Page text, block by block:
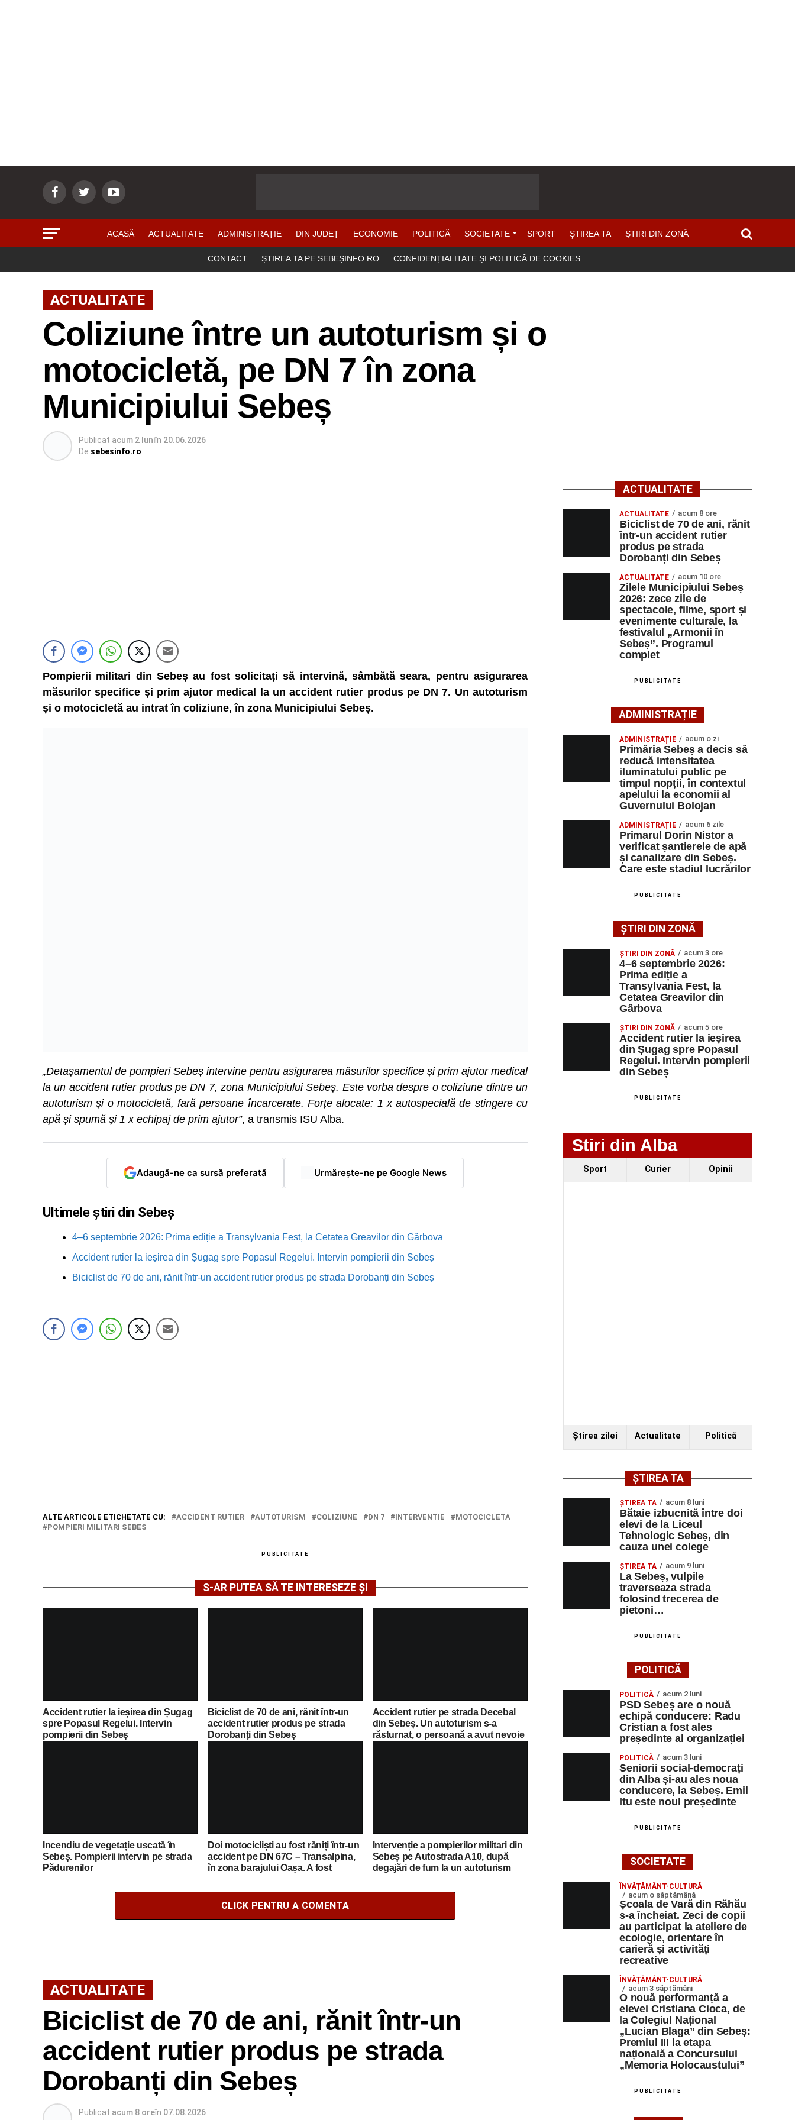
ACASĂ ACTUALITATE ADMINISTRAȚIE DIN JUDEȚ ECONOMIE POLITICĂ SOCIETATE SPORT ŞTIREA TA ȘTIRI DIN ZONĂ
CONTACT ȘTIREA TA PE SEBEȘINFO.RO CONFIDENȚIALITATE ȘI POLITICĂ DE COOKIES
ACTUALITATE
Coliziune între un autoturism și o
motocicletă, pe DN 7 în zona
Municipiului Sebeș
Publicat acum 2 luniîn 20.06.2026
De sebesinfo.ro
Pompierii militari din Sebeș au fost solicitați să intervină, sâmbătă seara, pentru asigurarea
măsurilor specifice și prim ajutor medical la un accident rutier produs pe DN 7. Un autoturism
și o motocicletă au intrat în coliziune, în zona Municipiului Sebeș.
„Detașamentul de pompieri Sebeș intervine pentru asigurarea măsurilor specifice și prim ajutor medical
la un accident rutier produs pe DN 7, zona Municipiului Sebeș. Este vorba despre o coliziune dintre un
autoturism și o motocicletă, fară persoane încarcerate. Forțe alocate: 1 x autospecială de stingere cu
apă și spumă și 1 x echipaj de prim ajutor”, a transmis ISU Alba.
Adaugă-ne ca sursă preferată Urmărește-ne pe Google News
Ultimele știri din Sebeș
4–6 septembrie 2026: Prima ediție a Transylvania Fest, la Cetatea Greavilor din Gârbova
Accident rutier la ieșirea din Șugag spre Popasul Regelui. Intervin pompierii din Sebeș
Biciclist de 70 de ani, rănit într-un accident rutier produs pe strada Dorobanți din Sebeș
ALTE ARTICOLE ETICHETATE CU: ACCIDENT RUTIER AUTOTURISM COLIZIUNE DN 7 INTERVENTIE
MOTOCICLETA
POMPIERI MILITARI SEBES
PUBLICITATE
S-AR PUTEA SĂ TE INTERESEZE ȘI
Accident rutier la ieșirea din Șugag
spre Popasul Regelui. Intervin
pompierii din Sebeș
Biciclist de 70 de ani, rănit într-un
accident rutier produs pe strada
Dorobanți din Sebeș
Accident rutier pe strada Decebal
din Sebeș. Un autoturism s-a
răsturnat, o persoană a avut nevoie
Incendiu de vegetație uscată în
Sebeș. Pompierii intervin pe strada
Pădurenilor
Doi motocicliști au fost răniți într-un
accident pe DN 67C – Transalpina,
în zona barajului Oașa. A fost
Intervenție a pompierilor militari din
Sebeș pe Autostrada A10, după
degajări de fum la un autoturism
CLICK PENTRU A COMENTA
ACTUALITATE
Biciclist de 70 de ani, rănit într-un
accident rutier produs pe strada
Dorobanți din Sebeș
Publicat acum 8 oreîn 07.08.2026
ACTUALITATE
ACTUALITATE acum 8 ore
Biciclist de 70 de ani, rănit
într-un accident rutier
produs pe strada
Dorobanți din Sebeș
ACTUALITATE acum 10 ore
Zilele Municipiului Sebeș
2026: zece zile de
spectacole, filme, sport și
evenimente culturale, la
festivalul „Armonii în
Sebeș”. Programul
complet
PUBLICITATE
ADMINISTRAȚIE
ADMINISTRAȚIE acum o zi
Primăria Sebeș a decis să
reducă intensitatea
iluminatului public pe
timpul nopții, în contextul
apelului la economii al
Guvernului Bolojan
ADMINISTRAȚIE acum 6 zile
Primarul Dorin Nistor a
verificat șantierele de apă
și canalizare din Sebeș.
Care este stadiul lucrărilor
PUBLICITATE
ȘTIRI DIN ZONĂ
ȘTIRI DIN ZONĂ acum 3 ore
4–6 septembrie 2026:
Prima ediție a
Transylvania Fest, la
Cetatea Greavilor din
Gârbova
ȘTIRI DIN ZONĂ acum 5 ore
Accident rutier la ieșirea
din Șugag spre Popasul
Regelui. Intervin pompierii
din Sebeș
PUBLICITATE
Stiri din Alba
Sport Curier Opinii
Ştirea zilei Actualitate Politică
ȘTIREA TA
ŞTIREA TA acum 8 luni
Bătaie izbucnită între doi
elevi de la Liceul
Tehnologic Sebeș, din
cauza unei colege
ŞTIREA TA acum 9 luni
La Sebeș, vulpile
traverseaza strada
folosind trecerea de
pietoni…
PUBLICITATE
POLITICĂ
POLITICĂ acum 2 luni
PSD Sebeș are o nouă
echipă conducere: Radu
Cristian a fost ales
președinte al organizației
POLITICĂ acum 3 luni
Seniorii social-democrați
din Alba și-au ales noua
conducere, la Sebeș. Emil
Itu este noul președinte
PUBLICITATE
SOCIETATE
ÎNVĂȚĂMÂNT-CULTURĂ
acum o săptămână
Școala de Vară din Răhău
s-a încheiat. Zeci de copii
au participat la ateliere de
ecologie, orientare în
carieră și activități
recreative
ÎNVĂȚĂMÂNT-CULTURĂ
acum 3 săptămâni
O nouă performanță a
elevei Cristiana Cioca, de
la Colegiul Național
„Lucian Blaga” din Sebeș:
Premiul III la etapa
națională a Concursului
„Memoria Holocaustului”
PUBLICITATE